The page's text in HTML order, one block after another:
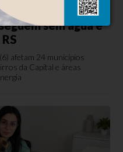
sem água e
afetam 24 municípios
da Capital e áreas